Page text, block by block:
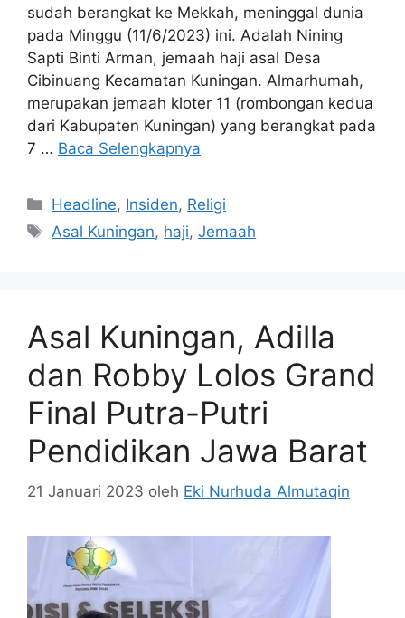
sudah berangkat ke Mekkah, meninggal dunia
pada Minggu (11/6/2023) ini. Adalah Nining
Sapti Binti Arman, jemaah haji asal Desa
Cibinuang Kecamatan Kuningan. Almarhumah,
merupakan jemaah kloter 11 (rombongan kedua
dari Kabupaten Kuningan) yang berangkat pada
7 … Baca Selengkapnya
Kategori
Headline, Insiden, Religi
Tag
Asal Kuningan, haji,Jemaah
Asal Kuningan, Adilla
dan Robby Lolos Grand
Final Putra-Putri
Pendidikan Jawa Barat
21 Januari 2023 oleh Eki Nurhuda Almutaqin